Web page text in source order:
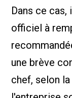
Dans ce
officiel à
une brève
chef, selon